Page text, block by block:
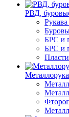
РВД,
БРС и
БРС и